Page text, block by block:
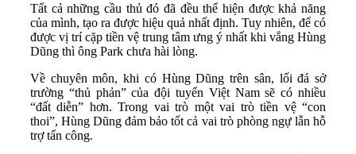
Tất cả những cầu thủ đó đã đều thể hiện được khả năng
của mình, tạo ra được hiệu quả nhất định. Tuy nhiên, để có
được vị trí cặp tiền vệ trung tâm ưng ý nhất khi vắng Hùng
Dũng thì ông Park chưa hài lòng.
Về chuyên môn, khi có Hùng Dũng trên sân, lối đá sở
trường “thủ phản” của đội tuyển Việt Nam sẽ có nhiều
“đất diễn” hơn. Trong vai trò một vai trò tiền vệ “con
thoi”, Hùng Dũng đảm bảo tốt cả vai trò phòng ngự lẫn hỗ
trợ tấn công.